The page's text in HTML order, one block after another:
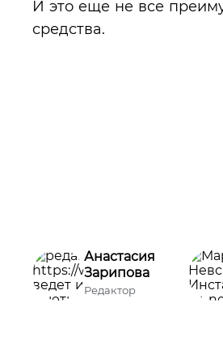
И это еще не все
средства.
Анастасия
Зарипова
Редактор